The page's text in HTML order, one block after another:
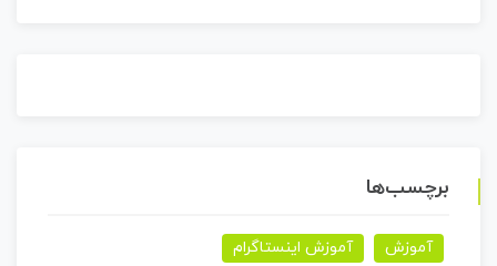
برچسب‌ها
آموزش
آموزش اینستاگرام